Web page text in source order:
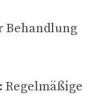
Behandlung